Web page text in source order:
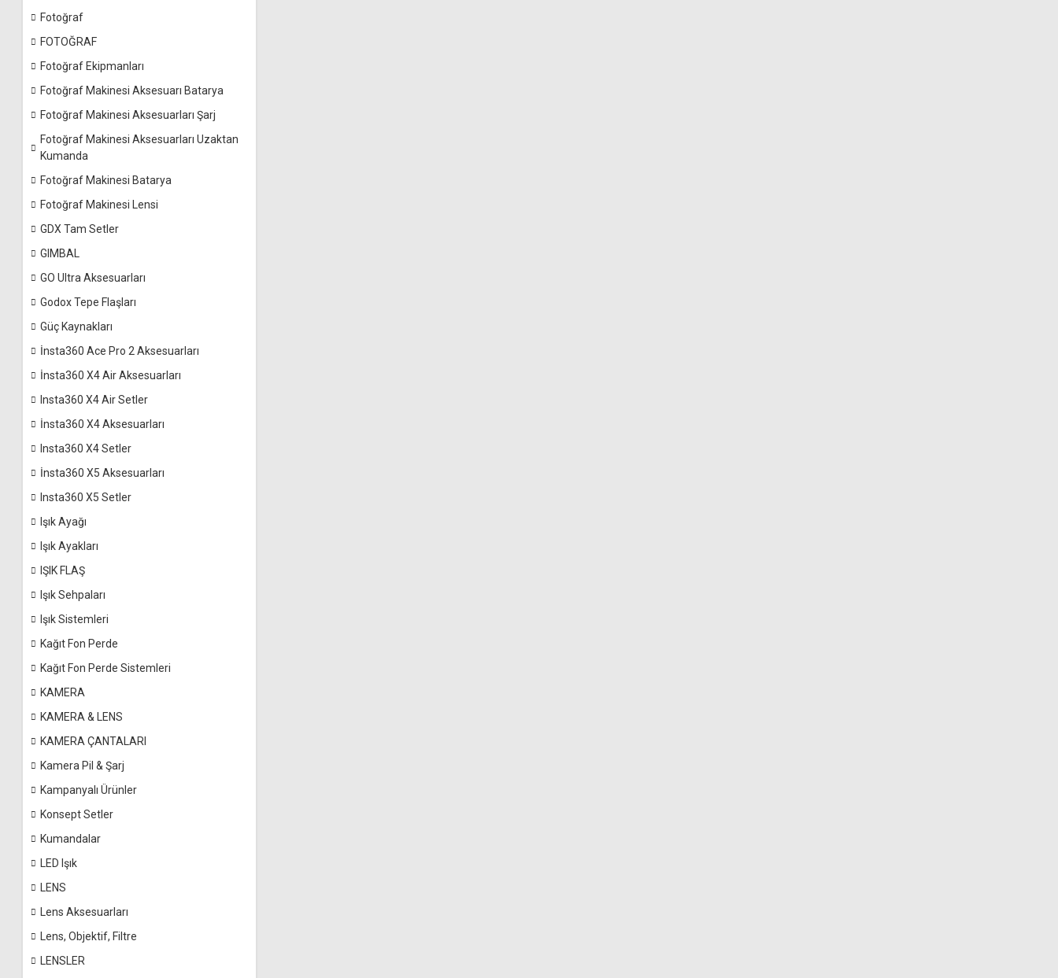
Fotoğraf
FOTOĞRAF
Fotoğraf Ekipmanları
Fotoğraf Makinesi Aksesuarı Batarya
Fotoğraf Makinesi Aksesuarları Şarj
Fotoğraf Makinesi Aksesuarları Uzaktan
Kumanda
Fotoğraf Makinesi Batarya
Fotoğraf Makinesi Lensi
GDX Tam Setler
GIMBAL
GO Ultra Aksesuarları
Godox Tepe Flaşları
Güç Kaynakları
İnsta360 Ace Pro 2 Aksesuarları
İnsta360 X4 Air Aksesuarları
Insta360 X4 Air Setler
İnsta360 X4 Aksesuarları
Insta360 X4 Setler
İnsta360 X5 Aksesuarları
Insta360 X5 Setler
Işık Ayağı
Işık Ayakları
IŞIK FLAŞ
Işık Sehpaları
Işık Sistemleri
Kağıt Fon Perde
Kağıt Fon Perde Sistemleri
KAMERA
KAMERA & LENS
KAMERA ÇANTALARI
Kamera Pil & Şarj
Kampanyalı Ürünler
Konsept Setler
Kumandalar
LED Işık
LENS
Lens Aksesuarları
Lens, Objektif, Filtre
LENSLER